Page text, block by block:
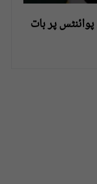
پر بات